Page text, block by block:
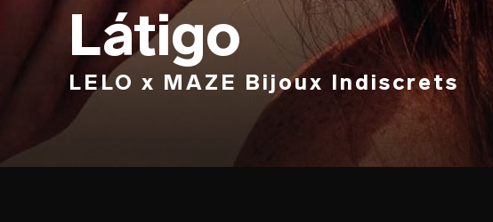
Látigo
LELO x MAZE Bijoux Indiscrets